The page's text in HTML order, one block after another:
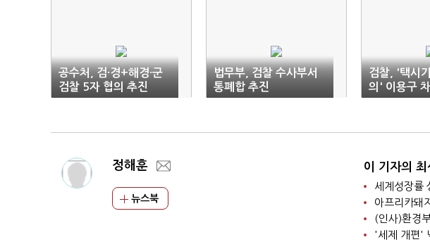
공수처, 검·경+해경·군
검찰 5자 협의 추진
법무부, 검찰 수사부서
통폐합 추진
검찰, '택시
의' 이용구
정해훈
뉴스북
이 기자의 최
세계성장률
아프리카돼
(인사)환경
'세제 개편'